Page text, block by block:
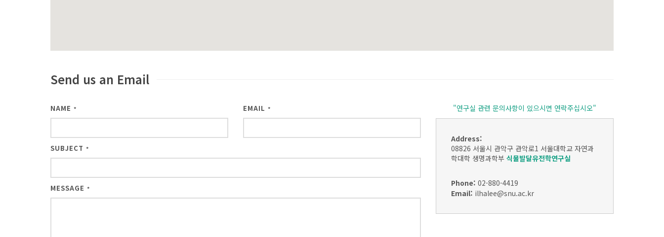
Send us an Email
NAME * EMAIL *
SUBJECT *
MESSAGE *
"연구실 관련 문의사항이 있으시면 연락주십시오"
Address:
08826 서울시 관악구 관악로1 서울대학교 자연과
학대학 생명과학부 식물발달유전학연구실
Phone: 02-880-4419
Email: ilhalee@snu.ac.kr